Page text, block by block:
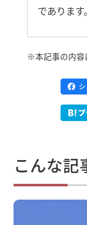
であります。
※本記事の内容
こんな記